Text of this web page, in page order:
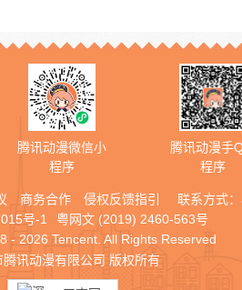
腾讯动漫微信小
程序
腾讯动漫手
程序
商务合作 侵权反馈指引 联系方式：
号-1
粤网文 (2019) 2460-563号
- 2026 Tencent. All Rights Reserved
腾讯动漫有限公司 版权所有